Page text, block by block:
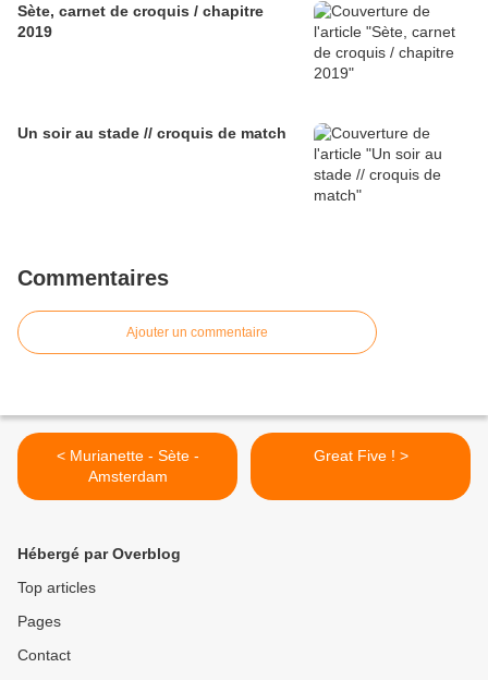
Sète, carnet de croquis / chapitre
2019
Un soir au stade // croquis de match
Commentaires
Ajouter un commentaire
< Murianette - Sète -
Amsterdam
Great Five ! >
Hébergé par Overblog
Top articles
Pages
Contact